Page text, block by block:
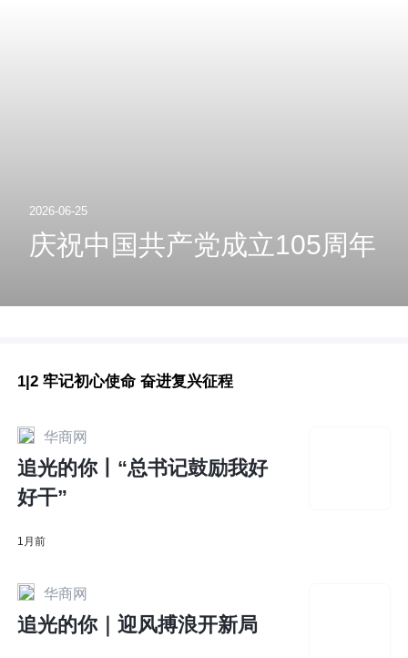
2026-06-25
庆祝中国共产党成立105周年
1|2 牢记初心使命 奋进复兴征程
华商网
追光的你丨“总书记鼓励我好
好干”
1月前
华商网
追光的你｜迎风搏浪开新局